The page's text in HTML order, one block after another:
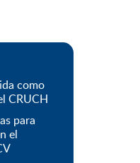
como
CRUCH
para
el